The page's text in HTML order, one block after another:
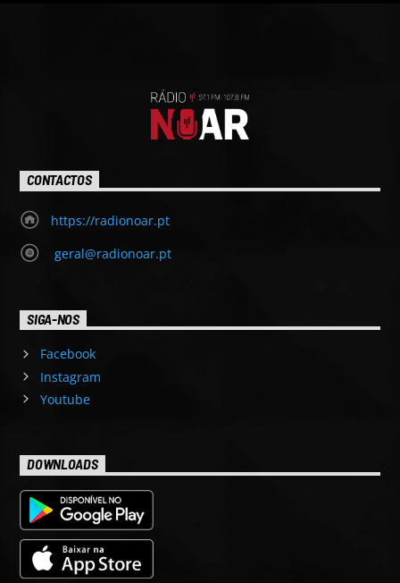
CONTACTOS
https://radionoar.pt
geral@radionoar.pt
SIGA-NOS
Facebook
Instagram
Youtube
DOWNLOADS